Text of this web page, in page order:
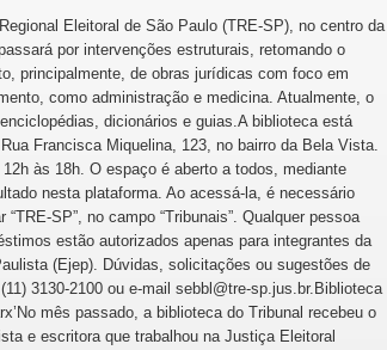
Eleitoral de São Paulo (TRE-SP), no centro da
por intervenções estruturais, retomando o
principalmente, de obras jurídicas com foco em
como administração e medicina. Atualmente, o
dicionários e guias.A biblioteca está
Francisca Miquelina, 123, no bairro da Bela Vista.
às 18h. O espaço é aberto a todos, mediante
nesta plataforma. Ao acessá-la, é necessário
SP”, no campo “Tribunais”. Qualquer pessoa
estão autorizados apenas para integrantes da
(Ejep). Dúvidas, solicitações ou sugestões de
3130-2100 ou e-mail sebbl@tre-sp.jus.br.Biblioteca
mês passado, a biblioteca do Tribunal recebeu o
e escritora que trabalhou na Justiça Eleitoral